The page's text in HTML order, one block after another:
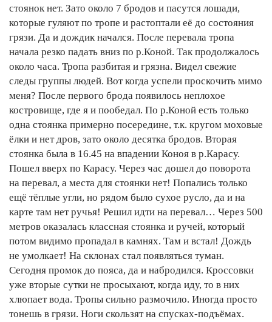
стоянок нет. Зато около 7 бродов и пасутся лошади,
которые гуляют по тропе и растоптали её до состояния
грязи. Да и дождик начался. После перевала тропа
начала резко падать вниз по р.Коной. Так продолжалось
около часа. Тропа разбитая и грязна. Видел свежие
следы группы людей. Вот когда успели проскочить мимо
меня? После первого брода появилось неплохое
костровище, где я и пообедал. По р.Коной есть только
одна стоянка примерно посередине, т.к. кругом моховые
ёлки и нет дров, зато около десятка бродов. Вторая
стоянка была в 16.45 на впадении Коноя в р.Карасу.
Пошел вверх по Карасу. Через час дошел до поворота
на перевал, а места для стоянки нет! Попались только
ещё тёплые угли, но рядом было сухое русло, да и на
карте там нет ручья! Решил идти на перевал… Через 500
метров оказалась классная стоянка и ручей, который
потом видимо пропадал в камнях. Там и встал! Дождь
не умолкает! На склонах стал появляться туман.
Сегодня промок до пояса, да и набродился. Кроссовки
уже вторые сутки не просыхают, когда иду, то в них
хлюпает вода. Тропы сильно размочило. Иногда просто
тонешь в грязи. Ноги скользят на спусках-подъёмах.